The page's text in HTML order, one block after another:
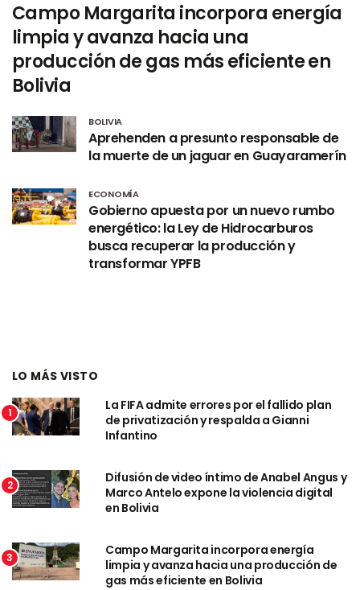
Campo Margarita incorpora energía
limpia y avanza hacia una
producción de gas más eficiente en
Bolivia
BOLIVIA
Aprehenden a presunto responsable de
la muerte de un jaguar en Guayaramerín
ECONOMÍA
Gobierno apuesta por un nuevo rumbo
energético: la Ley de Hidrocarburos
busca recuperar la producción y
transformar YPFB
LO MÁS VISTO
1
La FIFA admite errores por el fallido plan
de privatización y respalda a Gianni
Infantino
2
Difusión de video íntimo de Anabel Angus y
Marco Antelo expone la violencia digital
en Bolivia
3
Campo Margarita incorpora energía
limpia y avanza hacia una producción de
gas más eficiente en Bolivia